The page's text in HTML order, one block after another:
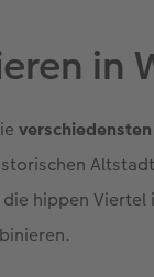
in
hippen Viertel